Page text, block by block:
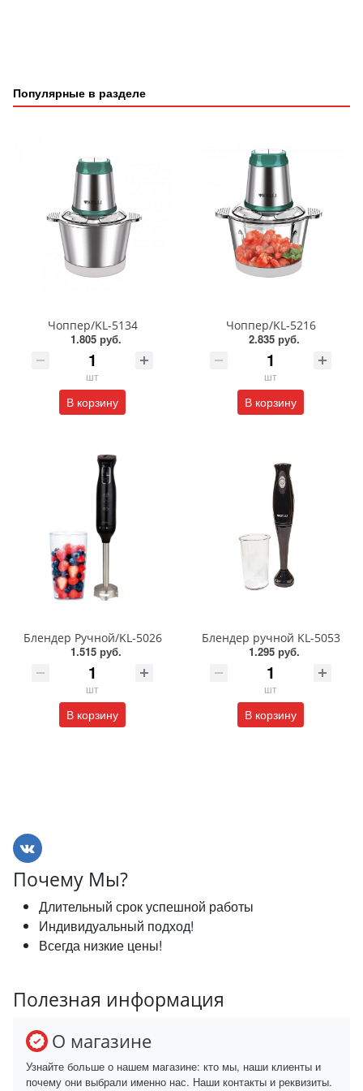
Популярные в разделе
Чоппер/KL-5134
1.805 руб.
шт
В корзину
Чоппер/KL-5216
2.835 руб.
шт
В корзину
Блендер Ручной/KL-5026
1.515 руб.
шт
В корзину
Блендер ручной KL-5053
1.295 руб.
шт
В корзину
Почему Мы?
Длительный срок успешной работы
Индивидуальный подход!
Всегда низкие цены!
Полезная информация
О магазине
Узнайте больше о нашем магазине: кто мы, наши клиенты и
почему они выбрали именно нас. Наши контакты и реквизиты.